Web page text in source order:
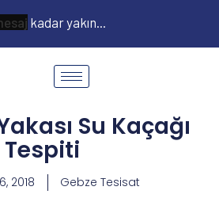
yakın...
Su Kaçağı
Tespiti
2018 Gebze Tesisat